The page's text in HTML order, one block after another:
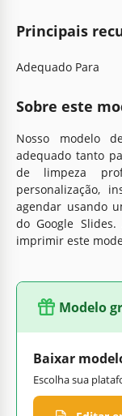
Principais
Adequado Para
Sobre este
Nosso modelo
adequado tanto
de limpeza
personalização,
agendar usando
do Google
imprimir este
Modelo
Baixar
Escolha sua